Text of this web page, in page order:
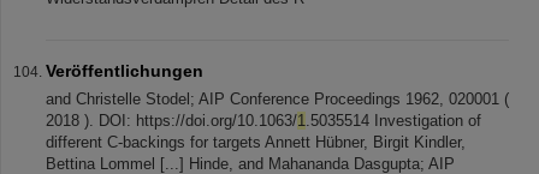
Veröffentlichungen
and Christelle Stodel; AIP Conference Proceedings 1962, 020001 (
2018 ). DOI: https://doi.org/10.1063/1.5035514 Investigation of
different C-backings for targets Annett Hübner, Birgit Kindler,
Bettina Lommel [...] Hinde, and Mahananda Dasgupta; AIP